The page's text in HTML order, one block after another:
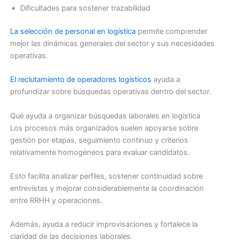
Dificultades para sostener trazabilidad
La selección de personal en logística permite comprender
mejor las dinámicas generales del sector y sus necesidades
operativas.
El reclutamiento de operadores logísticos ayuda a
profundizar sobre búsquedas operativas dentro del sector.
Qué ayuda a organizar búsquedas laborales en logística
Los procesos más organizados suelen apoyarse sobre
gestión por etapas, seguimiento continuo y criterios
relativamente homogéneos para evaluar candidatos.
Esto facilita analizar perfiles, sostener continuidad sobre
entrevistas y mejorar considerablemente la coordinación
entre RRHH y operaciones.
Además, ayuda a reducir improvisaciones y fortalece la
claridad de las decisiones laborales.